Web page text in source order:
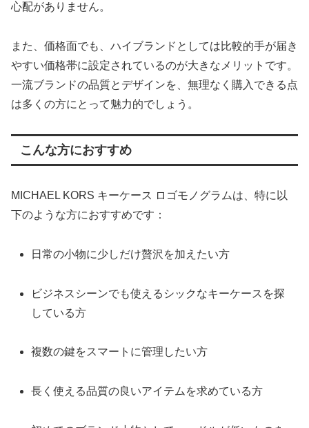
心配がありません。
また、価格面でも、ハイブランドとしては比較的手が届き
やすい価格帯に設定されているのが大きなメリットです。
一流ブランドの品質とデザインを、無理なく購入できる点
は多くの方にとって魅力的でしょう。
こんな方におすすめ
MICHAEL KORS キーケース ロゴモノグラムは、特に以
下のような方におすすめです：
日常の小物に少しだけ贅沢を加えたい方
ビジネスシーンでも使えるシックなキーケースを探
している方
複数の鍵をスマートに管理したい方
長く使える品質の良いアイテムを求めている方